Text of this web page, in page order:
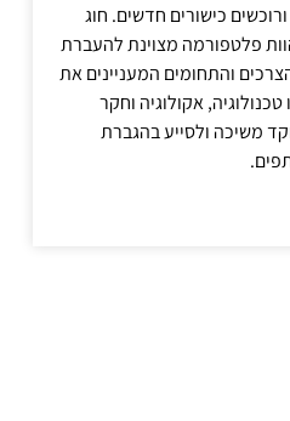
כישורים חדשים. חוג
פלטפורמה מצוינת להעברת
והתחומים המעניינים את
אקולוגיה וחקר
משיכה ולסייע בהגברת